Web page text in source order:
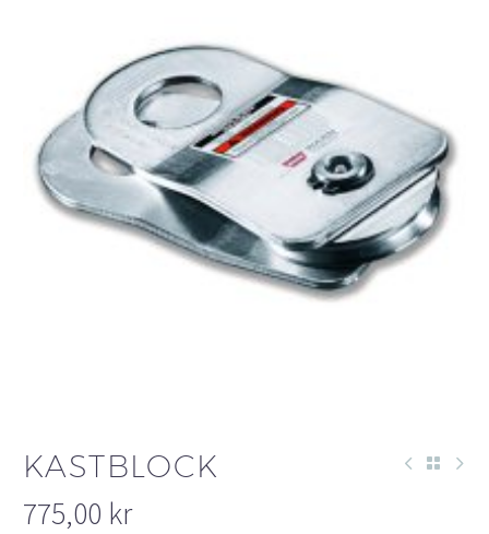
KASTBLOCK
775,00 kr